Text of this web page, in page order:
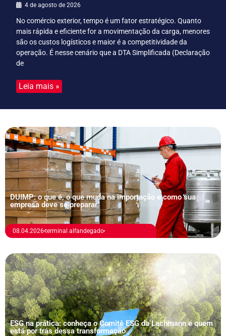
4 de agosto de 2026
No comércio exterior, tempo é um fator estratégico. Quanto
mais rápida e eficiente for a movimentação da carga, menores
são os custos logísticos e maior é a competitividade da
operação. É nesse cenário que a DTA Simplificada (Declaração
de
Leia mais »
DUIMP: o que é, o que muda na importação e como sua
empresa deve se preparar
08.04.2026terminal alfandegado
ESG na prática: conheça o Comitê ESG da Lachmann e quem
está por trás dessa transformação